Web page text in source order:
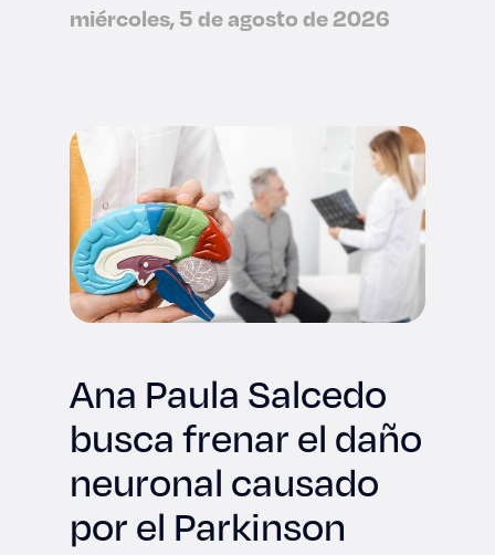
miércoles, 5 de agosto de 2026
Ana Paula Salcedo
busca frenar el daño
neuronal causado
por el Parkinson